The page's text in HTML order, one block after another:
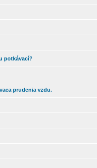
potkávací?
prudenia vzdu.